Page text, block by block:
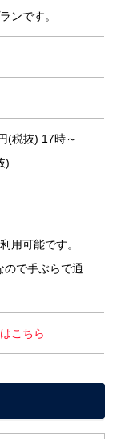
ンです。
(税抜) 17時～
)
用可能です。
ので手ぶらで通
こちら